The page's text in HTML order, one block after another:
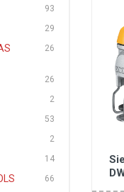
93
29
26
26
2
53
2
14
66